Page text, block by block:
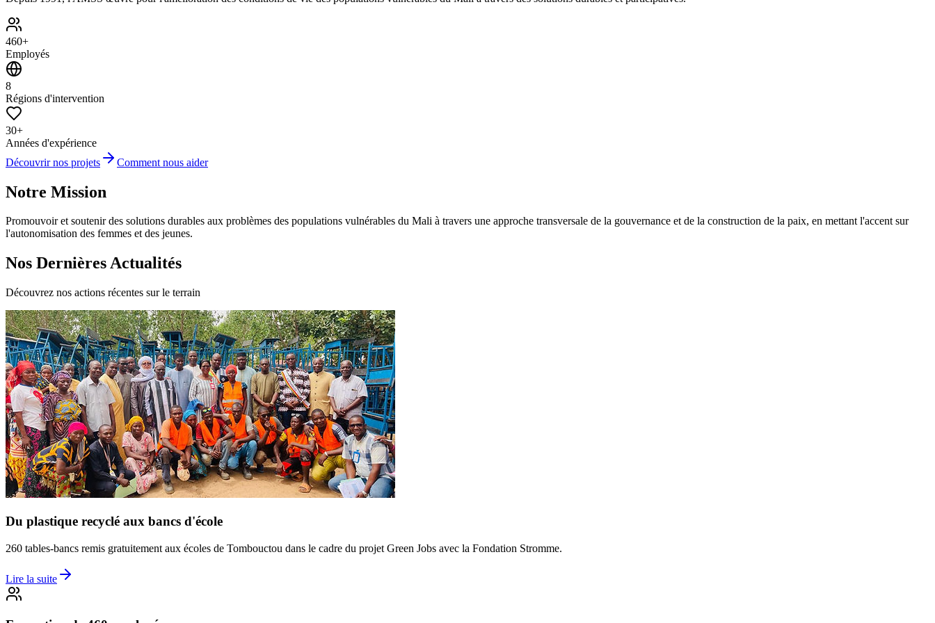
460+
Employés
8
Régions d'intervention
30+
Années d'expérience
Découvrir nos projets
Comment nous aider
Notre Mission
Promouvoir et soutenir des solutions durables aux problèmes des populations vulnérables du Mali à travers une approche transversale de la gouvernance et de la construction de la paix, en mettant l'accent sur
l'autonomisation des femmes et des jeunes.
Nos Dernières Actualités
Découvrez nos actions récentes sur le terrain
Du plastique recyclé aux bancs d'école
260 tables-bancs remis gratuitement aux écoles de Tombouctou dans le cadre du projet Green Jobs avec la Fondation Stromme.
Lire la suite